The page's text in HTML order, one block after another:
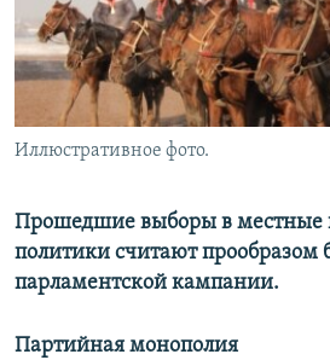
Иллюстративное фото.
Прошедшие выборы в местные
политики считают прообразом
парламентской кампании.
Партийная монополия